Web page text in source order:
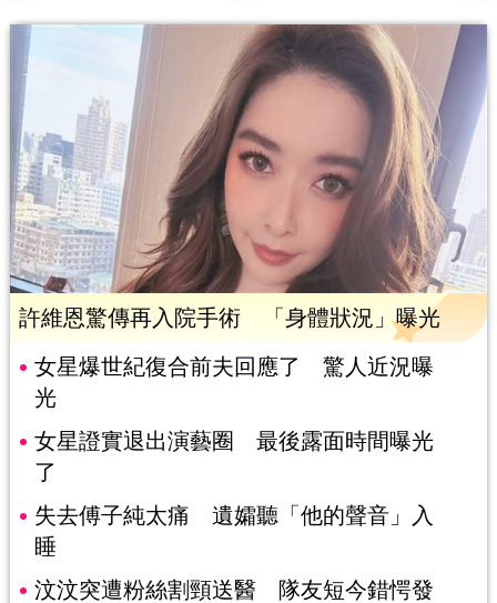
許維恩驚傳再入院手術 「身體狀況」曝光
女星爆世紀復合前夫回應了 驚人近況曝
光
女星證實退出演藝圈 最後露面時間曝光
了
失去傅子純太痛 遺孀聽「他的聲音」入
睡
汶汶突遭粉絲割頸送醫 隊友短今錯愕發